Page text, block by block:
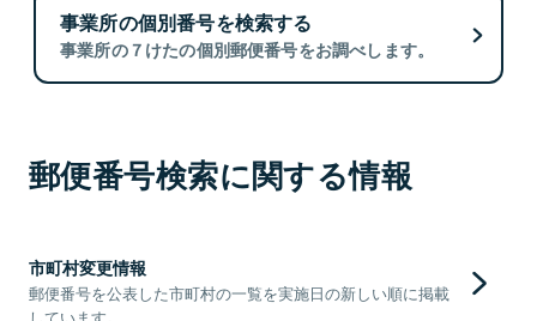
事業所の個別番号を検索する
事業所の７けたの個別郵便番号をお調べします。
郵便番号検索に関する情報
市町村変更情報
郵便番号を公表した市町村の一覧を実施日の新しい順に掲載